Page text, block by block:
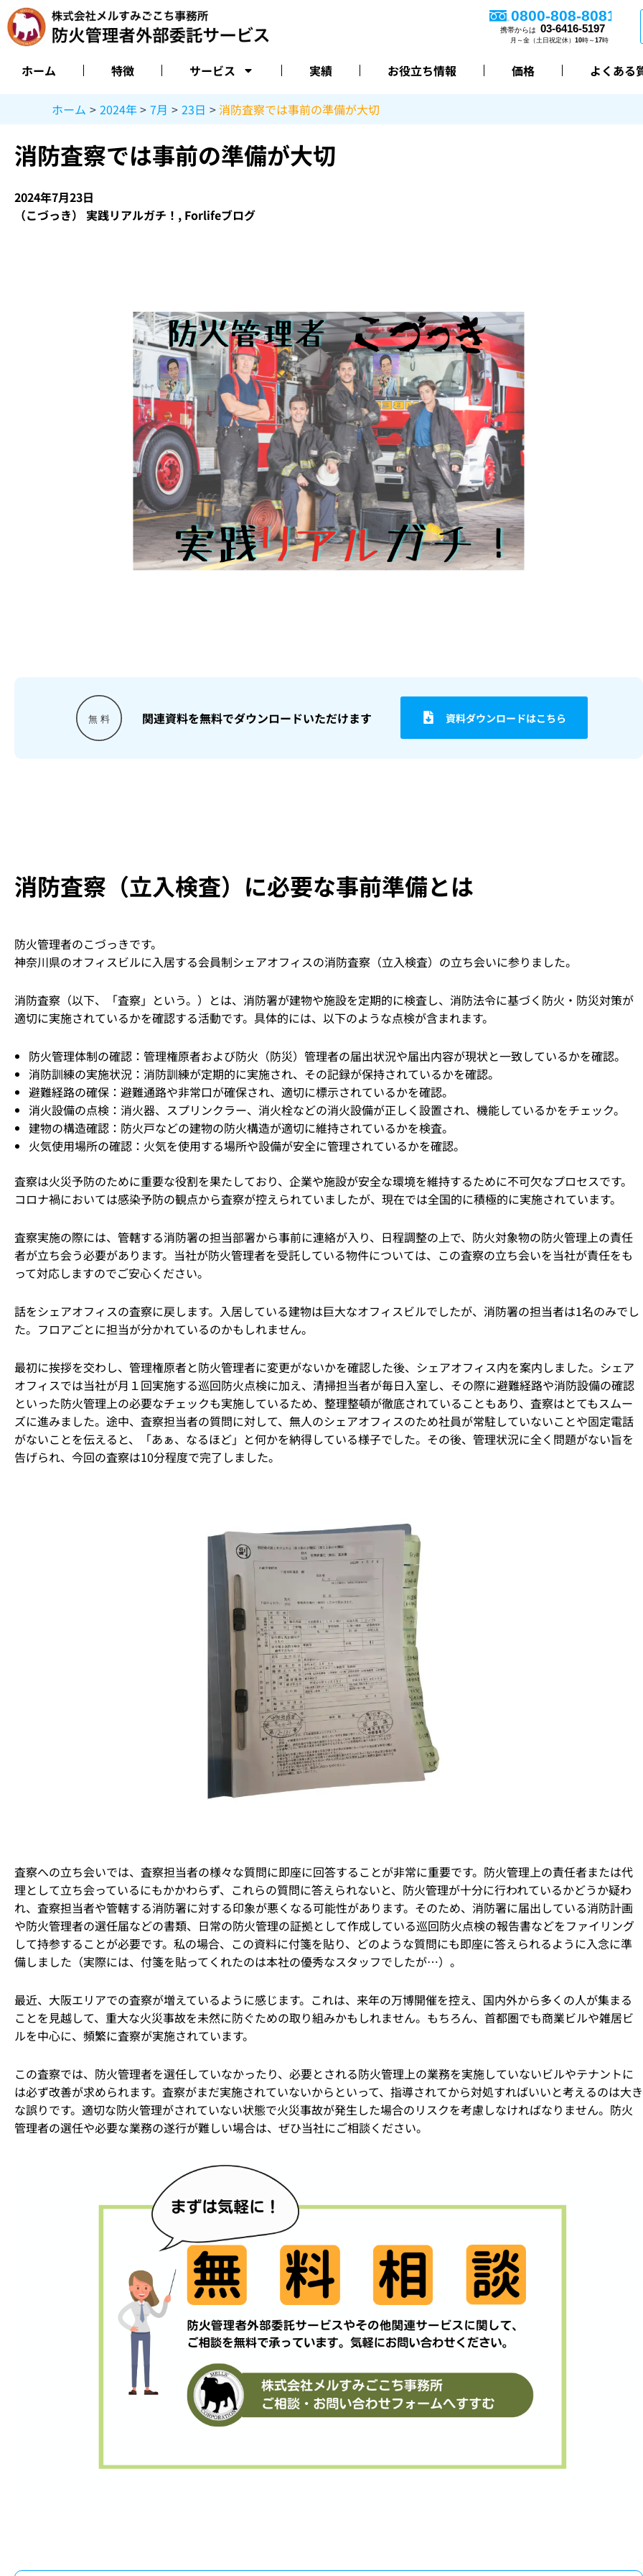
容
を
ホーム 特徴 サービス 実績 お役立ち情報 価格 よくある
ホーム 2024年 7月 23日 消防査察では事前の準備が大切
消防査察では事前の準備が大切
2024年7月23日
（こづっき） 実践リアルガチ！ , Forlifeブログ
関連資料を無料でダウンロードいただけます 資料ダウンロードはこちら
消防査察（立入検査）に必要な事前準備とは
防火管理者のこづっきです。
神奈川県のオフィスビルに入居する会員制シェアオフィスの消防査察（立入検査）の立ち会いに参りました。
消防査察（以下、「査察」という。）とは、消防署が建物や施設を定期的に検査し、消防法令に基づく防火・防災対策が
適切に実施されているかを確認する活動です。具体的には、以下のような点検が含まれます。
防火管理体制の確認：管理権原者および防火（防災）管理者の届出状況や届出内容が現状と一致しているかを確認。
消防訓練の実施状況：消防訓練が定期的に実施され、その記録が保持されているかを確認。
避難経路の確保：避難通路や非常口が確保され、適切に標示されているかを確認。
消火設備の点検：消火器、スプリンクラー、消火栓などの消火設備が正しく設置され、機能しているかをチェック。
建物の構造確認：防火戸などの建物の防火構造が適切に維持されているかを検査。
火気使用場所の確認：火気を使用する場所や設備が安全に管理されているかを確認。
査察は火災予防のために重要な役割を果たしており、企業や施設が安全な環境を維持するために不可欠なプロセスです。
コロナ禍においては感染予防の観点から査察が控えられていましたが、現在では全国的に積極的に実施されています。
査察実施の際には、管轄する消防署の担当部署から事前に連絡が入り、日程調整の上で、防火対象物の防火管理上の責任
者が立ち会う必要があります。当社が防火管理者を受託している物件については、この査察の立ち会いを当社が責任をも
って対応しますのでご安心ください。
話をシェアオフィスの査察に戻します。入居している建物は巨大なオフィスビルでしたが、消防署の担当者は1名のみでし
た。フロアごとに担当が分かれているのかもしれません。
最初に挨拶を交わし、管理権原者と防火管理者に変更がないかを確認した後、シェアオフィス内を案内しました。シェア
オフィスでは当社が月１回実施する巡回防火点検に加え、清掃担当者が毎日入室し、その際に避難経路や消防設備の確認
といった防火管理上の必要なチェックも実施しているため、整理整頓が徹底されていることもあり、査察はとてもスムー
ズに進みました。途中、査察担当者の質問に対して、無人のシェアオフィスのため社員が常駐していないことや固定電話
がないことを伝えると、「あぁ、なるほど」と何かを納得している様子でした。その後、管理状況に全く問題がない旨を
告げられ、今回の査察は10分程度で完了しました。
査察への立ち会いでは、査察担当者の様々な質問に即座に回答することが非常に重要です。防火管理上の責任者または代
理として立ち会っているにもかかわらず、これらの質問に答えられないと、防火管理が十分に行われているかどうか疑わ
れ、査察担当者や管轄する消防署に対する印象が悪くなる可能性があります。そのため、消防署に届出している消防計画
や防火管理者の選任届などの書類、日常の防火管理の証拠として作成している巡回防火点検の報告書などをファイリング
して持参することが必要です。私の場合、この資料に付箋を貼り、どのような質問にも即座に答えられるように入念に準
備しました（実際には、付箋を貼ってくれたのは本社の優秀なスタッフでしたが…）。
最近、大阪エリアでの査察が増えているように感じます。これは、来年の万博開催を控え、国内外から多くの人が集まる
ことを見越して、重大な火災事故を未然に防ぐための取り組みかもしれません。もちろん、首都圏でも商業ビルや雑居ビ
ルを中心に、頻繁に査察が実施されています。
この査察では、防火管理者を選任していなかったり、必要とされる防火管理上の業務を実施していないビルやテナントに
は必ず改善が求められます。査察がまだ実施されていないからといって、指導されてから対処すればいいと考えるのは大き
な誤りです。適切な防火管理がされていない状態で火災事故が発生した場合のリスクを考慮しなければなりません。防火
管理者の選任や必要な業務の遂行が難しい場合は、ぜひ当社にご相談ください。